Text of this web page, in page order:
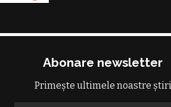
Abonare newsletter
Primește ultimele noastre știri